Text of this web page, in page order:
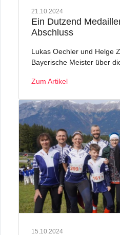
21.10.2024
Ein Dutzend
Abschluss
Lukas Oechler und Helge
Bayerische Meister über
Zum Artikel
15.10.2024